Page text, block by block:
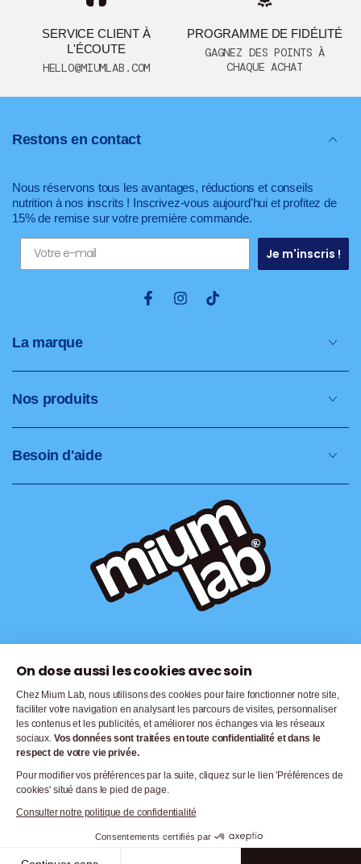
On dose aussi les cookies avec soin
Chez Mium Lab, nous utilisons des cookies pour faire fonctionner notre site,
faciliter votre navigation en analysant les parcours de visites, personnaliser
les contenus et les publicités, et améliorer nos échanges via les réseaux
sociaux. Vos données sont traitées en toute confidentialité et dans le
respect de votre vie privée.
Pour modifier vos préférences par la suite, cliquez sur le lien 'Préférences de
cookies' situé dans le pied de page.
Consulter notre politique de confidentialité
Consentements certifiés par
SERVICE CLIENT À
L'ÉCOUTE
HELLO@MIUMLAB.COM
PROGRAMME DE FIDÉLITÉ
GAGNEZ DES POINTS À
CHAQUE ACHAT
La marque
Nos produits
Besoin d'aide
Restons en contact
Nous réservons tous les avantages, réductions et conseils
nutrition à nos inscrits ! Inscrivez-vous aujourd'hui et profitez de
15% de remise sur votre première commande.
Je m'inscris !
FacebookInstagramTikTok
© 2026, . Tous droits réservés | Mentions Légales |
Modes de paiement